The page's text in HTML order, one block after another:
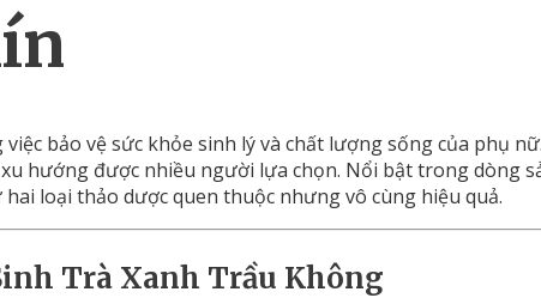
việc bảo vệsức khỏe sinh lývà chất lượngsốngcủa phụ nữ.
xu hướng được nhiều người lựa chọn. Nổi bậttrongdòng
hai loại thảo dượcquen thuộc nhưngvô cùng hiệu quả.
Trà Xanh Trầu Không